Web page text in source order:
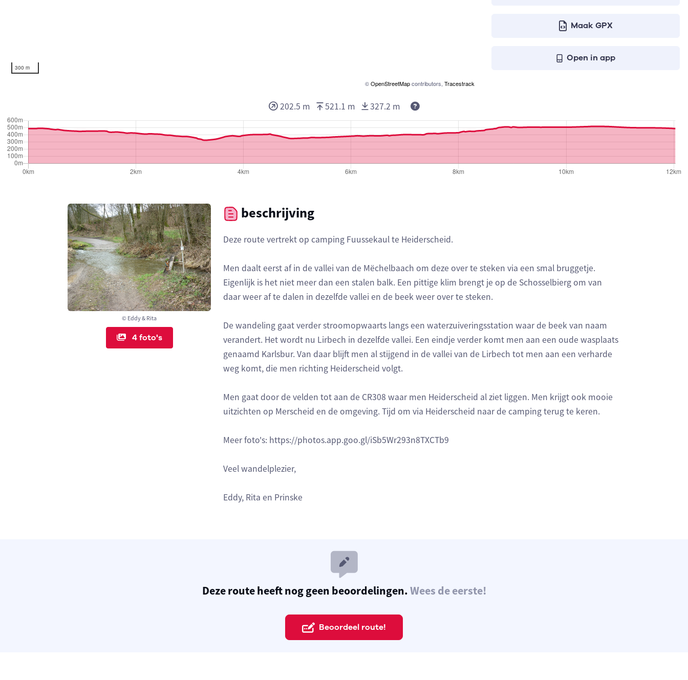
300 m
©OpenStreetMapcontributors, Tracestrack
Maak GPX
Open in app
202.5 m 521.1 m 327.2 m
© Eddy & Rita
4 foto's
beschrijving
Deze route vertrekt op camping Fuussekaul te Heiderscheid.
Men daalt eerst af in de vallei van de Mëchelbaach om deze over te steken via een smal bruggetje.
Eigenlijk is het niet meer dan een stalen balk. Een pittige klim brengt je op de Schosselbierg om van
daar weer af te dalen in dezelfde vallei en de beek weer over te steken.
De wandeling gaat verder stroomopwaarts langs een waterzuiveringsstation waar de beek van naam
verandert. Het wordt nu Lirbech in dezelfde vallei. Een eindje verder komt men aan een oude wasplaats
genaamd Karlsbur. Van daar blijft men al stijgend in de vallei van de Lirbech tot men aan een verharde
weg komt, die men richting Heiderscheid volgt.
Men gaat door de velden tot aan de CR308 waar men Heiderscheid al ziet liggen. Men krijgt ook mooie
uitzichten op Merscheid en de omgeving. Tijd om via Heiderscheid naar de camping terug te keren.
Meer foto's: https://photos.app.goo.gl/iSb5Wr293n8TXCTb9
Veel wandelplezier,
Eddy, Rita en Prinske
Deze route heeft nog geen beoordelingen.Wees de eerste!
Beoordeel route!